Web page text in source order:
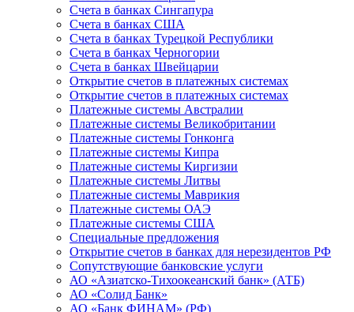
Счета в банках Сингапура
Счета в банках США
Счета в банках Турецкой Республики
Счета в банках Черногории
Счета в банках Швейцарии
Открытие счетов в платежных системах
Открытие счетов в платежных системах
Платежные системы Австралии
Платежные системы Великобритании
Платежные системы Гонконга
Платежные системы Кипра
Платежные системы Киргизии
Платежные системы Литвы
Платежные системы Маврикия
Платежные системы ОАЭ
Платежные системы США
Специальные предложения
Открытие счетов в банках для нерезидентов РФ
Сопутствующие банковские услуги
АО «Азиатско-Тихоокеанский банк» (АТБ)
АО «Солид Банк»
АО «Банк ФИНАМ» (РФ)